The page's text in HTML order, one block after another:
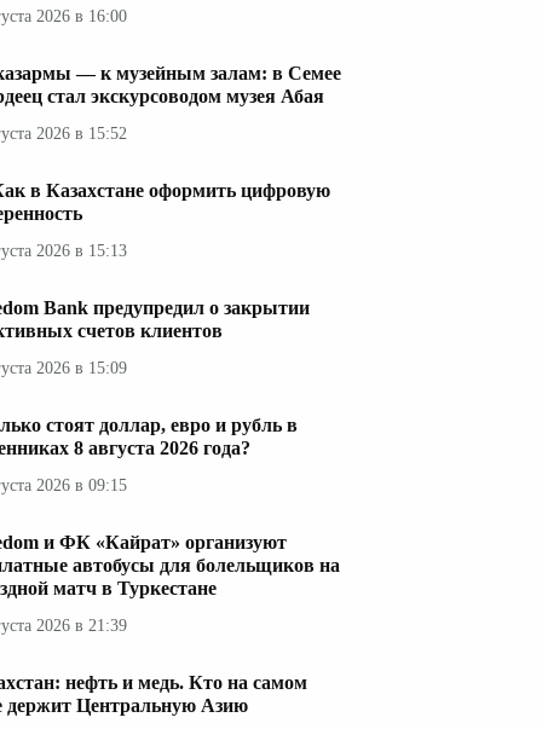
2026 в 16:00
— к музейным залам: в Семее
стал экскурсоводом музея Абая
2026 в 15:52
в Казахстане оформить цифровую
2026 в 15:13
Bank предупредил о закрытии
счетов клиентов
2026 в 15:09
стоят доллар, евро и рубль в
8 августа 2026 года?
2026 в 09:15
и ФК «Кайрат» организуют
автобусы для болельщиков на
матч в Туркестане
2026 в 21:39
нефть и медь. Кто на самом
держит Центральную Азию